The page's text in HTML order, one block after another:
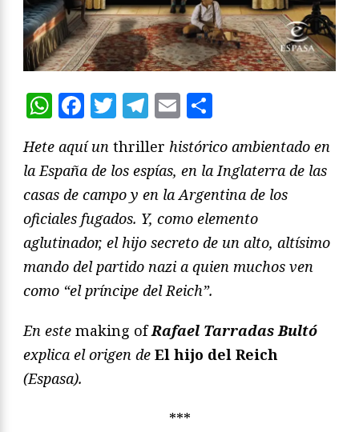
WhatsApp
Facebook
Twitter
Telegram
Email
Hete aquí un thriller histórico ambientado en
la España de los espías, en la Inglaterra de las
casas de campo y en la Argentina de los
oficiales fugados. Y, como elemento
aglutinador, el hijo secreto de un alto, altísimo
mando del partido nazi a quien muchos ven
como “el príncipe del Reich”.
En este making ofRafael Tarradas Bultó
explica el origen de El hijo del Reich
(Espasa).
***